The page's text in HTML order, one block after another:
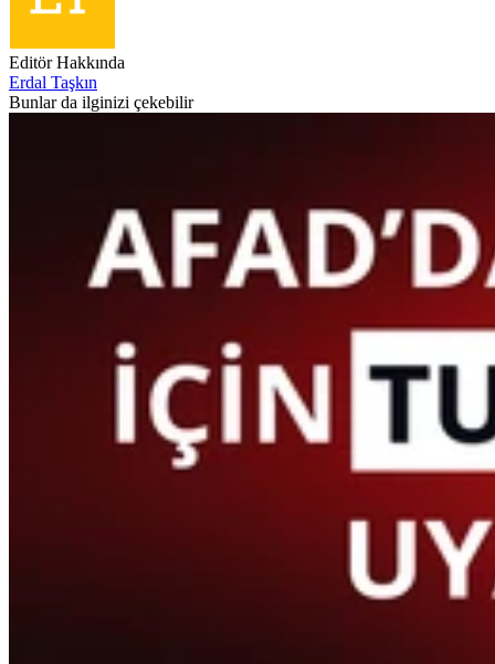
Editör Hakkında
Erdal Taşkın
Bunlar da ilginizi çekebilir